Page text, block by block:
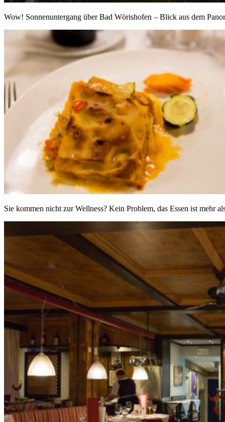
Wow! Sonnenuntergang über Bad Wörishofen – Blick aus dem
Sie kommen nicht zur Wellness? Kein Problem, das Essen ist mehr